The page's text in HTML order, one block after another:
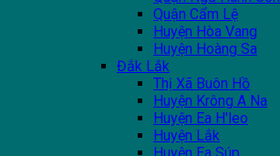
Quận Cẩm Lệ
Huyện Hòa Vang
Huyện Hoàng Sa
Đắk Lắk
Thị Xã Buôn Hồ
Huyện Krông A Na
Huyện Ea H'leo
Huyện Lắk